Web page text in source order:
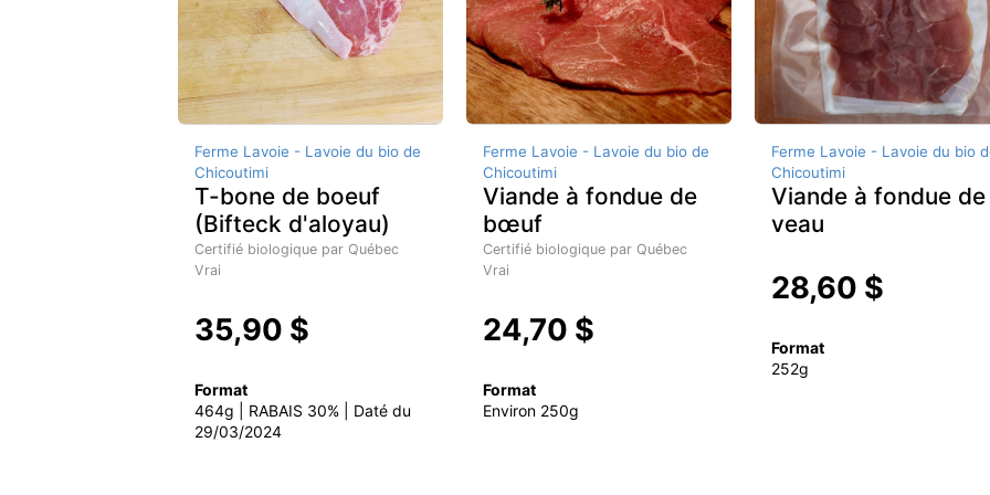
Ferme Lavoie - Lavoie du bio de
Chicoutimi
T-bone de boeuf
(Bifteck d'aloyau)
Certifié biologique par Québec
Vrai
35,90 $
Format
464g | RABAIS 30% | Daté du
29/03/2024
Ferme Lavoie - Lavoie du bio de
Chicoutimi
Viande à fondue de
bœuf
Certifié biologique par Québec
Vrai
24,70 $
Format
Environ 250g
Ferme Lavoie - Lavoie du bio
Chicoutimi
Viande à fondue de
veau
28,60 $
Format
252g